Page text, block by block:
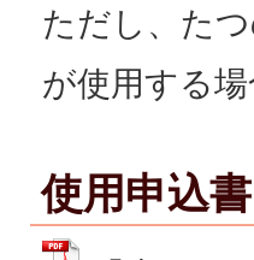
ただし、た
が使用する場
使用申込書